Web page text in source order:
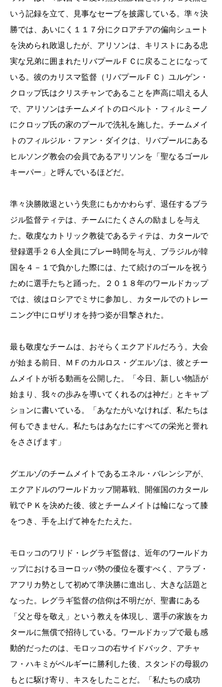
いう記録を立て、見事なセーブを披露している。準々決
勝では、あいにく１１７分にクロアチアの偏向シュート
を決められ敗退したが、アリソンは、キリストにある忠
実な兄弟に囲まれたリバプールＦＣに戻ることになって
いる。彼のカリスマ監督（リバプールＦＣ）ユルゲン・
クロップ氏はクリスチャンであることを声高に唱える人
で、アリソンはチームメイトのロベルト・フィルミーノ
にクロップ氏の家のプールで洗礼を施した。チームメイ
トのフィルジル・ファン・ダイクは、リバプールにある
ヒルソング教会の会員であるアリソンを「聖なるゴール
キーパー」と呼んでいるほどだ。
準々決勝敗退という失意にもかかわらず、退任するブラ
ジル監督ティテは、チームにたくさんの励ましを与え
た。敬虔なカトリック教徒であるティテは、カタールで
登録選手２６人全員にプレー時間を与え、ブラジルが韓
国を４－１で負かした際には、たて続けのゴールを祝う
ために選手たちと踊った。２０１８年のワールドカップ
では、彼はロシアでミサに参加し、カタールでのトレー
ニング中にロザリオを持つ姿が目撃された。
最も敬虔なチームは、おそらくエクアドルだろう。大会
が始まる前日、ＭＦのカルロス・グエルゾは、彼とチー
ムメイトが祈る動画を公開した。「今日、新しい物語が
始まり、我々の歩みを導いてくれるのは神だ」とキャプ
ションに書いている。「あなたがいなければ、私たちは
何もできません。私たちはあなたにすべての栄光と誉れ
をささげます」
グエルゾのチームメイトであるエネル・バレンシアが、
エクアドルのワールドカップ開幕戦、開催国のカタール
戦でＰＫを決めた後、彼とチームメイトは輪になって膝
をつき、手を上げて神をたたえた。
モロッコのワリド・レグラギ監督は、近年のワールドカ
ップにおけるヨーロッパ勢の優位を覆すべく、アラブ・
アフリカ勢として初めて準決勝に進出し、大きな話題と
なった。レグラギ監督の信仰は不明だが、聖書にある
「父と母を敬え」という教えを体現し、選手の家族をカ
タールに無償で招待している。ワールドカップで最も感
動的だったのは、モロッコの右サイドバック、アチャ
フ・ハキミがベルギーに勝利した後、スタンドの母親の
もとに駆け寄り、キスをしたことだ。「私たちの成功